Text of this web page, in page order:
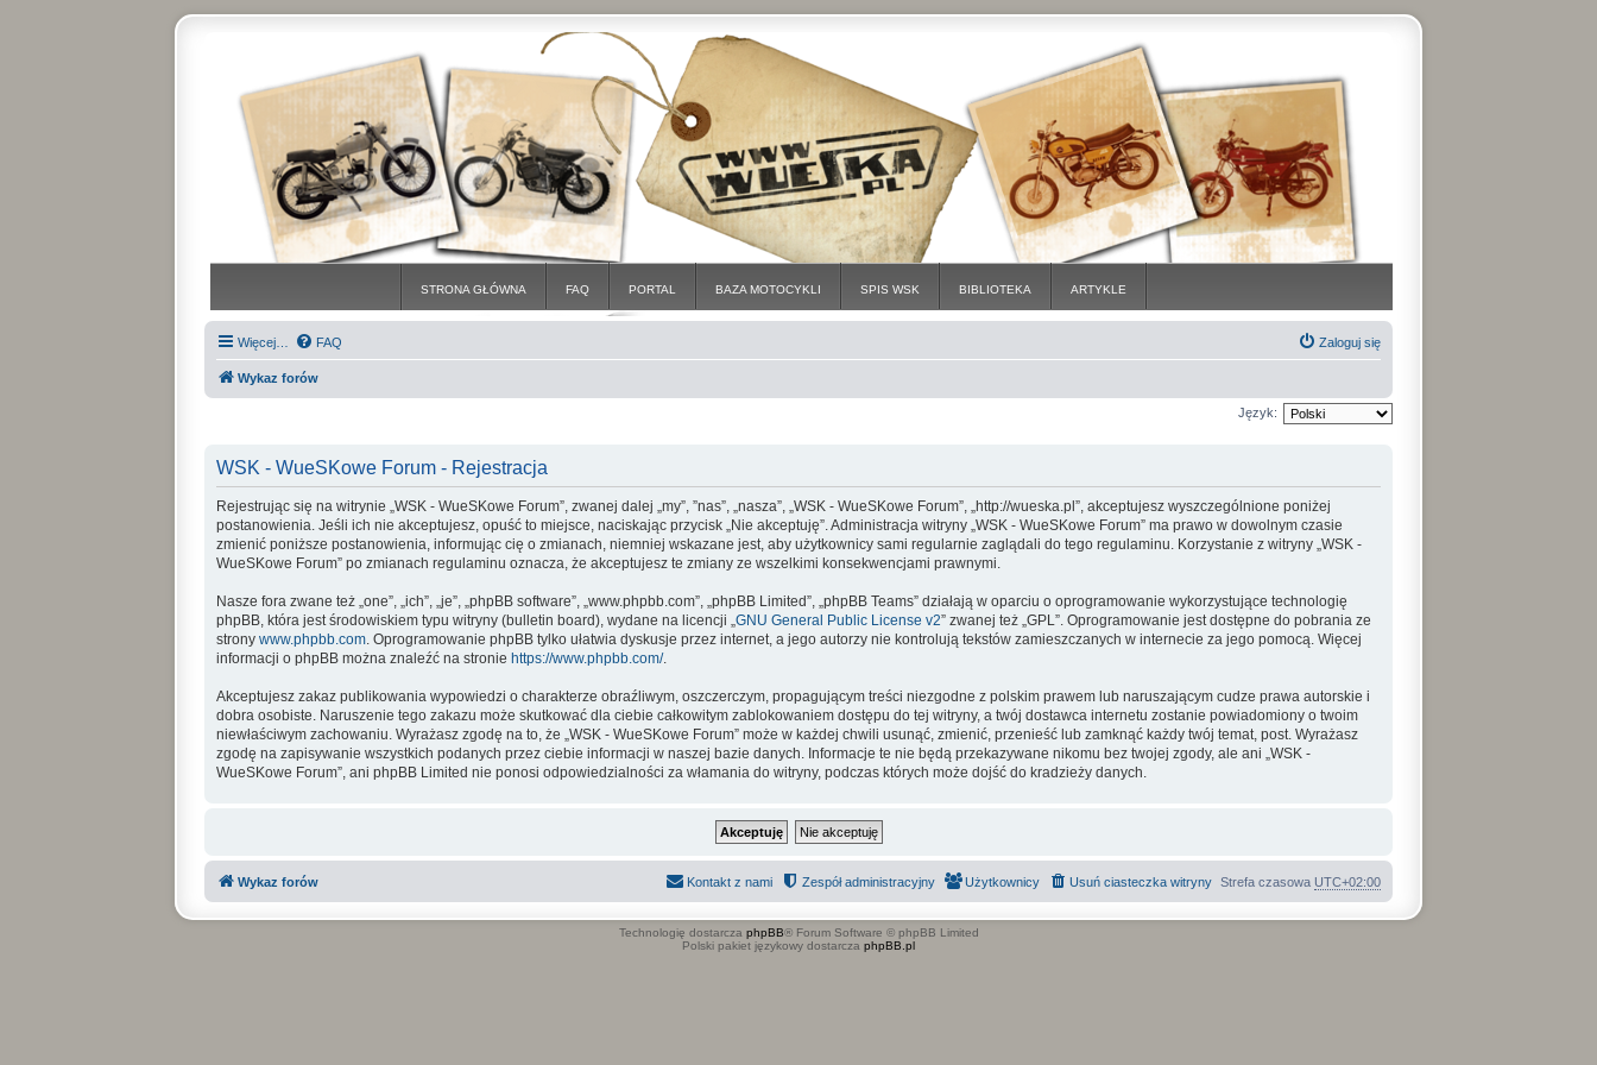
STRONA GŁÓWNA FAQ PORTAL BAZA MOTOCYKLI SPIS WSK BIBLIOTEKA ARTYKLE
Więcej… FAQ Zaloguj się
Wykaz forów
Język:
WSK - WueSKowe Forum - Rejestracja
Rejestrując się na witrynie „WSK - WueSKowe Forum”, zwanej dalej „my”, ”nas”, „nasza”, „WSK - WueSKowe Forum”, „http://wueska.pl”, akceptujesz wyszczególnione poniżej
postanowienia. Jeśli ich nie akceptujesz, opuść to miejsce, naciskając przycisk „Nie akceptuję”. Administracja witryny „WSK - WueSKowe Forum” ma prawo w dowolnym czasie
zmienić poniższe postanowienia, informując cię o zmianach, niemniej wskazane jest, aby użytkownicy sami regularnie zaglądali do tego regulaminu. Korzystanie z witryny „WSK -
WueSKowe Forum” po zmianach regulaminu oznacza, że akceptujesz te zmiany ze wszelkimi konsekwencjami prawnymi.
Nasze fora zwane też „one”, „ich”, „je”, „phpBB software”, „www.phpbb.com”, „phpBB Limited”, „phpBB Teams” działają w oparciu o oprogramowanie wykorzystujące technologię
phpBB, która jest środowiskiem typu witryny (bulletin board), wydane na licencji „ GNU General Public License v2” zwanej też „GPL”. Oprogramowanie jest dostępne do pobrania ze
strony www.phpbb.com . Oprogramowanie phpBB tylko ułatwia dyskusje przez internet, a jego autorzy nie kontrolują tekstów zamieszczanych w internecie za jego pomocą. Więcej
informacji o phpBB można znaleźć na stronie https://www.phpbb.com/.
Akceptujesz zakaz publikowania wypowiedzi o charakterze obraźliwym, oszczerczym, propagującym treści niezgodne z polskim prawem lub naruszającym cudze prawa autorskie i
dobra osobiste. Naruszenie tego zakazu może skutkować dla ciebie całkowitym zablokowaniem dostępu do tej witryny, a twój dostawca internetu zostanie powiadomiony o twoim
niewłaściwym zachowaniu. Wyrażasz zgodę na to, że „WSK - WueSKowe Forum” może w każdej chwili usunąć, zmienić, przenieść lub zamknąć każdy twój temat, post. Wyrażasz
zgodę na zapisywanie wszystkich podanych przez ciebie informacji w naszej bazie danych. Informacje te nie będą przekazywane nikomu bez twojej zgody, ale ani „WSK -
WueSKowe Forum”, ani phpBB Limited nie ponosi odpowiedzialności za włamania do witryny, podczas których może dojść do kradzieży danych.
Wykaz forów Strefa czasowa UTC+02:00
Usuń ciasteczka witryny
Użytkownicy
Zespół administracyjny
Kontakt z nami
Technologię dostarcza phpBB® Forum Software © phpBB Limited
Polski pakiet językowy dostarcza phpBB.pl